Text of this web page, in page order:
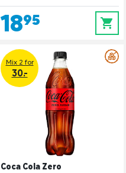
18,95 0
Mix 2 for
30.-
Coca Cola Zero